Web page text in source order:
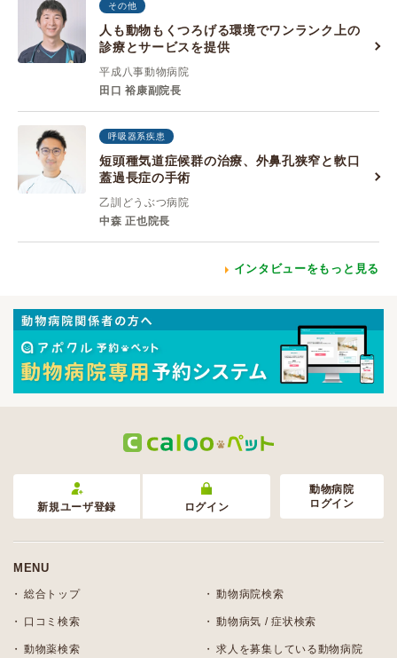
その他
人も動物もくつろげる環境でワンランク上の
診療とサービスを提供
平成八事動物病院
田口 裕康副院長
呼吸器系疾患
短頭種気道症候群の治療、外鼻孔狭窄と軟口
蓋過長症の手術
乙訓どうぶつ病院
中森 正也院長
インタビューをもっと見る
新規ユーザ登録 ログイン
動物病院
ログイン
MENU
総合トップ 動物病院検索
口コミ検索 動物病気 / 症状検索
動物薬検索 求人を募集している動物病院